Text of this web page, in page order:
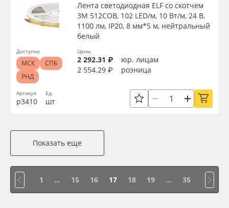
Артикул
р3410
Лента светодиодная ELF со скотчем
3М 512COB, 102 LED/м, 10 Вт/м, 24 В,
1100 лм, IP20, 8 мм*5 м, нейтральный
белый
Ед.
шт
Цены
2 292.31 ₽
юр. лицам
2 554.29 ₽
розница
Доступно
МСК
СПБ
РНД
Показать еще
1 ... 15 16 17 18 19 ... 35